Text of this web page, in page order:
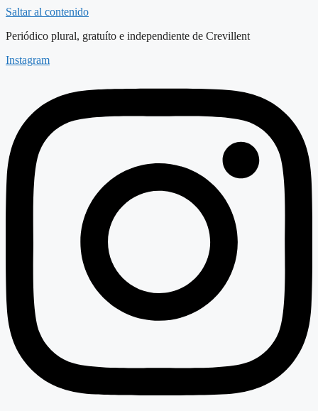
Saltar al contenido
Periódico plural, gratuíto e independiente de Crevillent
Instagram